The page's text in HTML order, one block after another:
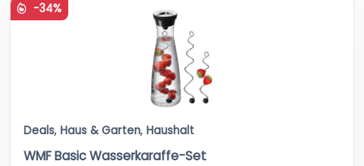
-34%
Deals, Haus & Garten, Haushalt
WMF Basic Wasserkaraffe-Set